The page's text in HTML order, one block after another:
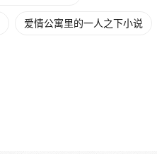
爱情公寓里的一人之下小说